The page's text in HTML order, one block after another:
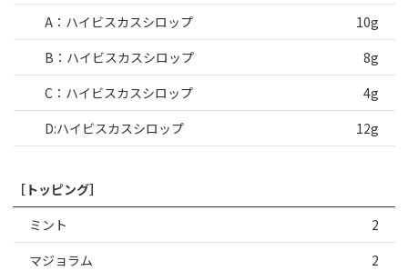
A：ハイビスカスシロップ
10g
B：ハイビスカスシロップ
8g
C：ハイビスカスシロップ
4g
D:ハイビスカスシロップ
12g
［トッピング］
ミント
2
マジョラム
2